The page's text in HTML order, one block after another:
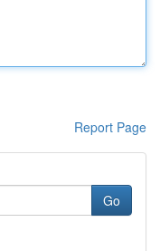
Report Page
Go